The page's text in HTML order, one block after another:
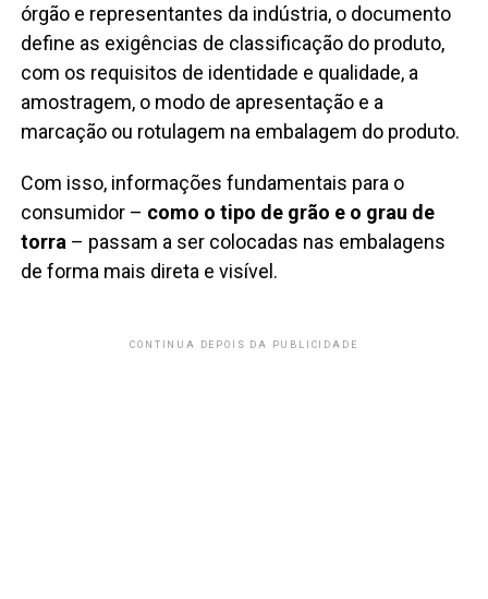
órgão e representantes da indústria, o documento
define as exigências de classificação do produto,
com os requisitos de identidade e qualidade, a
amostragem, o modo de apresentação e a
marcação ou rotulagem na embalagem do produto.
Com isso, informações fundamentais para o
consumidor – como o tipo de grão e o grau de
torra – passam a ser colocadas nas embalagens
de forma mais direta e visível.
CONTINUA DEPOIS DA PUBLICIDADE